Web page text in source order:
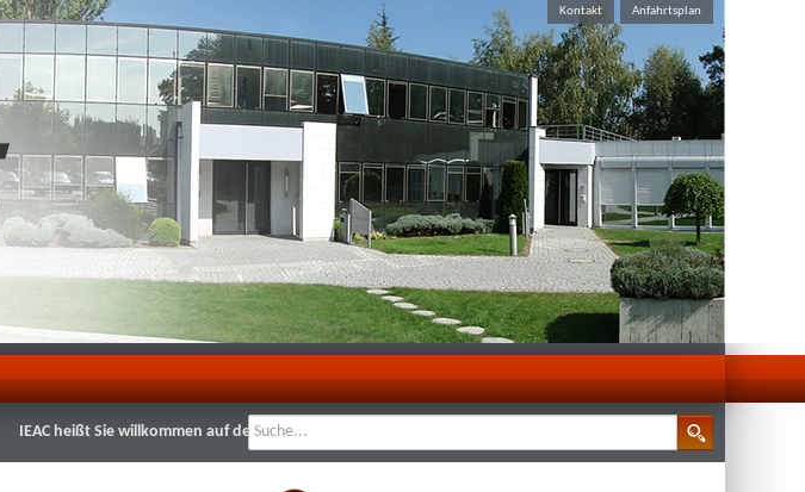
Kontakt Anfahrtsplan
IEAC heißt Sie willkommen auf der neue Webseite